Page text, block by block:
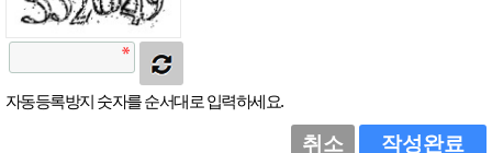
자동등록방지 숫자를 순서대로 입력하세요.
취소 작성완료